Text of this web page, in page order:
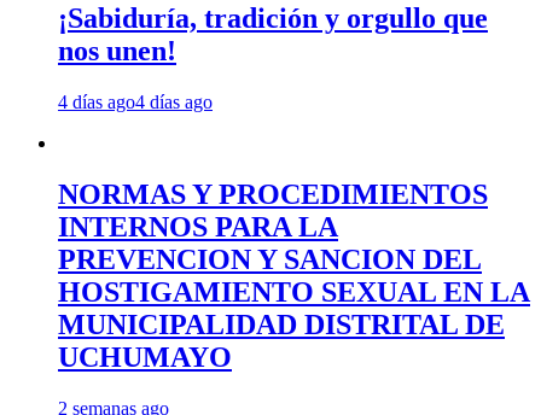
¡Sabiduría, tradición y orgullo que
nos unen!
4 días ago4 días ago
NORMAS Y PROCEDIMIENTOS
INTERNOS PARA LA
PREVENCION Y SANCION DEL
HOSTIGAMIENTO SEXUAL EN LA
MUNICIPALIDAD DISTRITAL DE
UCHUMAYO
2 semanas ago